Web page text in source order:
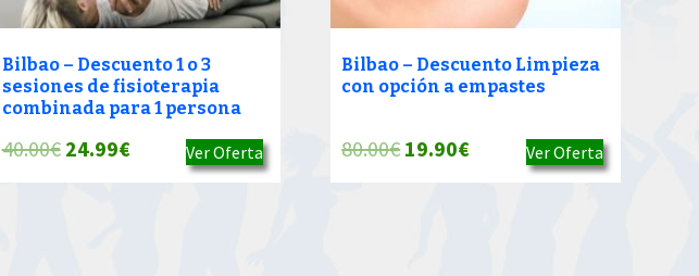
Bilbao – Descuento 1 o 3
sesiones de fisioterapia
combinada para 1 persona
40.00€ El
precio
24.99€El
precio
Ver Oferta
Bilbao – Descuento Limpieza
con opción a empastes
80.00€ El
precio
19.90€El
precio
Ver Oferta